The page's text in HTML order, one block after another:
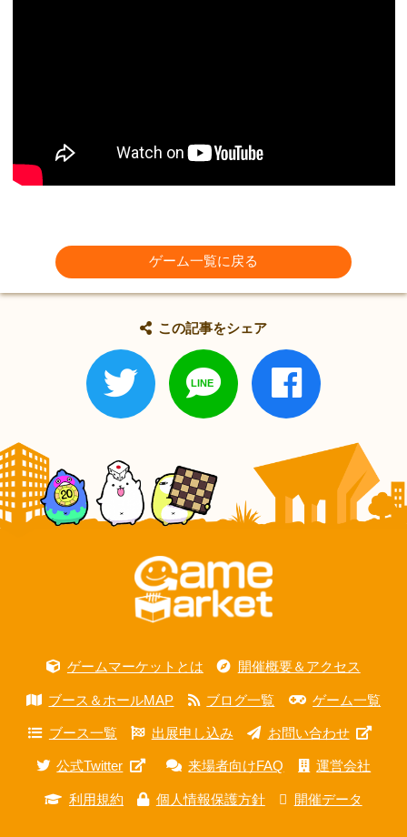
ゲーム一覧に戻る
この記事をシェア
ゲームマーケットとは 開催概要＆アクセス
ブース＆ホールMAP ブログ一覧 ゲーム一覧
ブース一覧 出展申し込み お問い合わせ
公式Twitter 来場者向けFAQ 運営会社
利用規約 個人情報保護方針 開催データ